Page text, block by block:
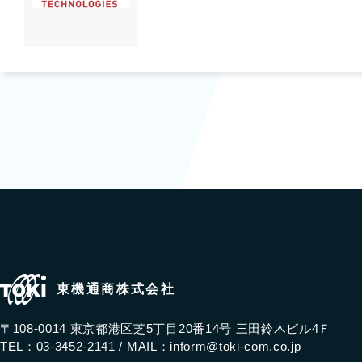
東機通商株式会社
〒108-0014 東京都港区芝5丁目20番14号 三田鈴木ビル4Ｆ
TEL：03-3452-2141 / MAIL： inform@toki-com.co.jp